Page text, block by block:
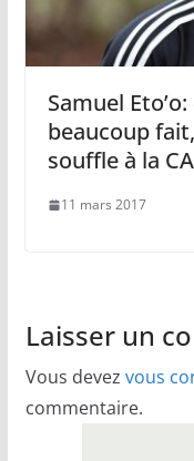
Samuel
beaucoup
souffle à la
11 mars 2017
Laisser un
Vous devez vous
commentaire.